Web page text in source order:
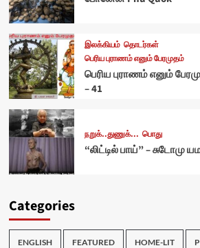
இலக்கியம் தொடர்கள்
பெரிய புராணம் எனும் பேரமுதம்
பெரிய புராணம் எனும்
– 41
நறுக்..துணுக்... பொது
“லிட்டில் பாய்” – சுடோமு
Categories
ENGLISH FEATURED HOME-LIT